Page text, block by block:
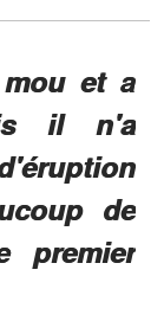
et a
il n'a
de
premier